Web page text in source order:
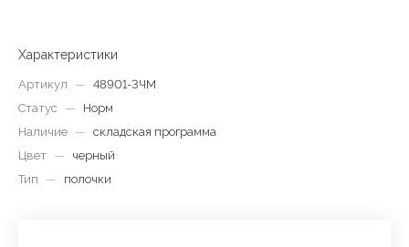
Характеристики
Артикул — 48901-3ЧМ
Статус
—
Норм
Наличие — складская программа
Цвет —
черный
Тип
— полочки